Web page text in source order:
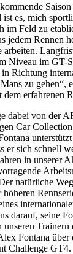
es, mich
im Feld zu
jedem Rennen
Niveau im GT-
Richtung
zu gehen“,
erfahrenen
dabei von der
Car
er sich schnell
in unserer
natürliche
darauf, seine
Trainern
Fontana über
Challenge GT4.